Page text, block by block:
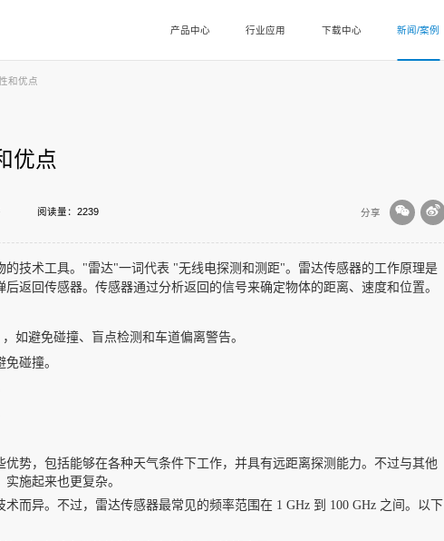
产品中心 行业应用 下载中心 新闻/案例
和优点
优点
阅读量：2239 分享
的技术工具。"雷达"一词代表 "无线电探测和测距"。雷达传感器的工作原理是
返回传感器。传感器通过分析返回的信号来确定物体的距离、速度和位置。
如避免碰撞、盲点检测和车道偏离警告。
碰撞。
势，包括能够在各种天气条件下工作，并具有远距离探测能力。不过与其他
实施起来也更复杂。
而异。不过，雷达传感器最常见的频率范围在 1 GHz 到 100 GHz 之间。以下